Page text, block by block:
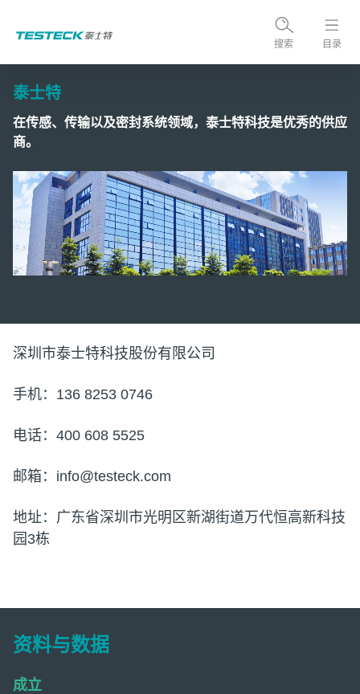
搜索 目录
泰士特
在传感、传输以及密封系统领域，泰士特科技是优秀的供应
商。
深圳市泰士特科技股份有限公司
手机：136 8253 0746
电话：400 608 5525
邮箱：info@testeck.com
地址：广东省深圳市光明区新湖街道万代恒高新科技
园3栋
资料与数据
成立